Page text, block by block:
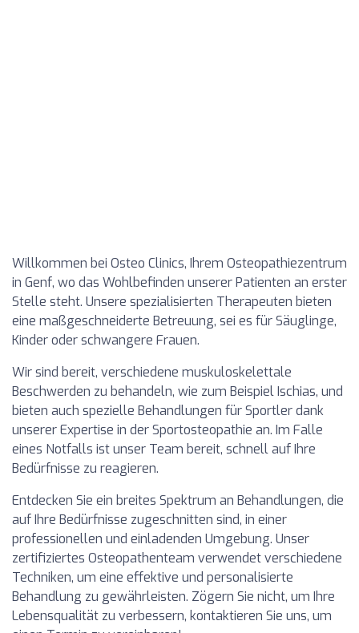
Willkommen bei Osteo Clinics, Ihrem Osteopathiezentrum
in Genf, wo das Wohlbefinden unserer Patienten an erster
Stelle steht. Unsere spezialisierten Therapeuten bieten
eine maßgeschneiderte Betreuung, sei es für Säuglinge,
Kinder oder schwangere Frauen.
Wir sind bereit, verschiedene muskuloskelettale
Beschwerden zu behandeln, wie zum Beispiel Ischias, und
bieten auch spezielle Behandlungen für Sportler dank
unserer Expertise in der Sportosteopathie an. Im Falle
eines Notfalls ist unser Team bereit, schnell auf Ihre
Bedürfnisse zu reagieren.
Entdecken Sie ein breites Spektrum an Behandlungen, die
auf Ihre Bedürfnisse zugeschnitten sind, in einer
professionellen und einladenden Umgebung. Unser
zertifiziertes Osteopathenteam verwendet verschiedene
Techniken, um eine effektive und personalisierte
Behandlung zu gewährleisten. Zögern Sie nicht, um Ihre
Lebensqualität zu verbessern, kontaktieren Sie uns, um